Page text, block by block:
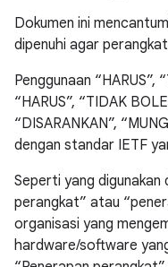
Dokumen ini
dipenuhi agar
Penggunaan “HARUS”,
“HARUS”, “TIDAK
“DISARANKAN”,
dengan standar IETF
Seperti yang digunakan
perangkat” atau
organisasi yang
hardware/software